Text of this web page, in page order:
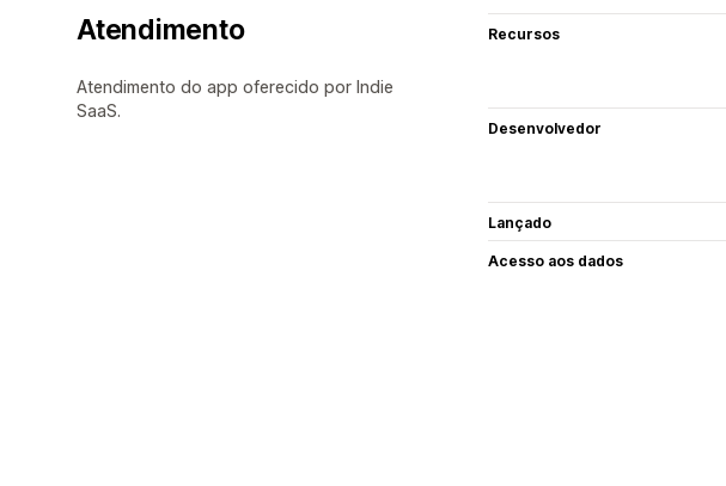
Atendimento
Atendimento do app oferecido por Indie
SaaS.
Recursos
Desenvolvedor
Lançado
Acesso aos dados